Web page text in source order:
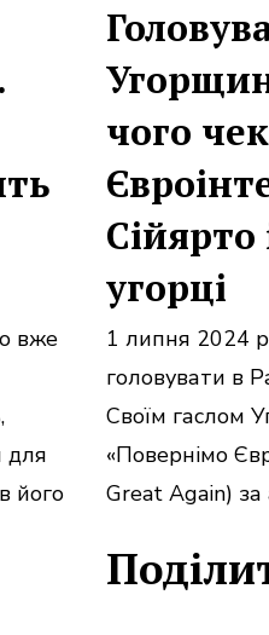
вже
для
його
чого
Сійярто
угорці
1 липня 2024
головувати в
Своїм гаслом
«Повернімо
Great Again) за